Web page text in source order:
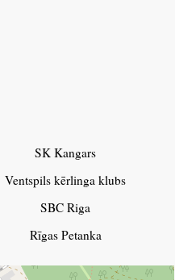
SK Kangars
Ventspils kērlinga klubs
SBC Riga
Rīgas Petanka